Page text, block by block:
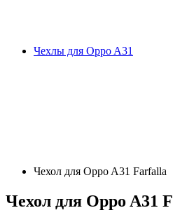
Чехлы для Oppo A31
Чехол для Oppo A31 Farfalla
Чехол для Oppo A31